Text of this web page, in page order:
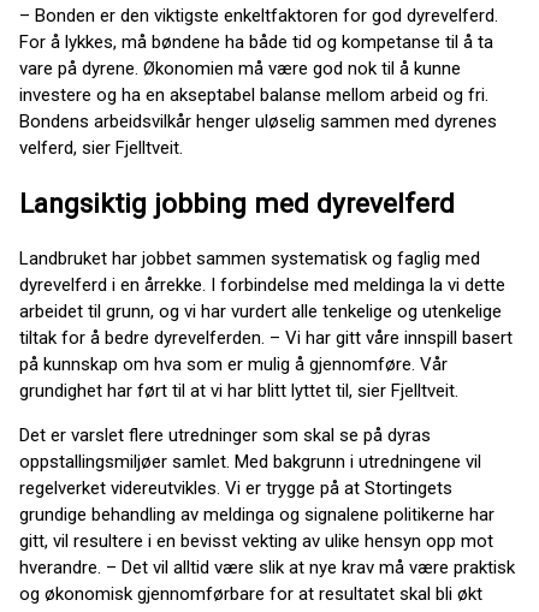
– Bonden er den viktigste enkeltfaktoren for god dyrevelferd.
For å lykkes, må bøndene ha både tid og kompetanse til å ta
vare på dyrene. Økonomien må være god nok til å kunne
investere og ha en akseptabel balanse mellom arbeid og fri.
Bondens arbeidsvilkår henger uløselig sammen med dyrenes
velferd, sier Fjelltveit.
Langsiktig jobbing med dyrevelferd
Landbruket har jobbet sammen systematisk og faglig med
dyrevelferd i en årrekke. I forbindelse med meldinga la vi dette
arbeidet til grunn, og vi har vurdert alle tenkelige og utenkelige
tiltak for å bedre dyrevelferden. – Vi har gitt våre innspill basert
på kunnskap om hva som er mulig å gjennomføre. Vår
grundighet har ført til at vi har blitt lyttet til, sier Fjelltveit.
Det er varslet flere utredninger som skal se på dyras
oppstallingsmiljøer samlet. Med bakgrunn i utredningene vil
regelverket videreutvikles. Vi er trygge på at Stortingets
grundige behandling av meldinga og signalene politikerne har
gitt, vil resultere i en bevisst vekting av ulike hensyn opp mot
hverandre. – Det vil alltid være slik at nye krav må være praktisk
og økonomisk gjennomførbare for at resultatet skal bli økt